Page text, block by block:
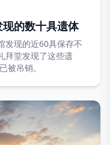
的数十具遗体
发现的近60具保存不
拜堂发现了这些遗
被吊销。